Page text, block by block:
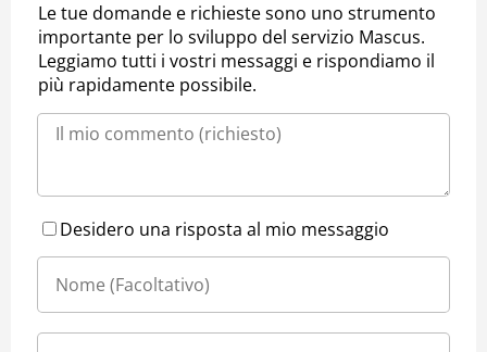
Le tue domande e richieste sono uno strumento
importante per lo sviluppo del servizio Mascus.
Leggiamo tutti i vostri messaggi e rispondiamo il
più rapidamente possibile.
Desidero una risposta al mio messaggio